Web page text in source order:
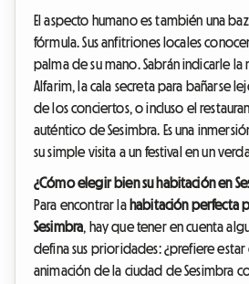
El aspecto humano es también una
fórmula. Sus anfitriones locales
palma de su mano. Sabrán indicarle
Alfarim, la cala secreta para bañarse
de los conciertos, o incluso el
auténtico de Sesimbra. Es una
su simple visita a un festival en un
¿Cómo elegir bien su habitación en
Para encontrar la habitación perfecta
Sesimbra, hay que tener en cuenta
defina sus prioridades: ¿prefiere
animación de la ciudad de Sesimbra